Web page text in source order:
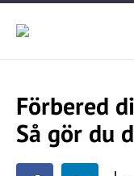
Förbered
Så gör du